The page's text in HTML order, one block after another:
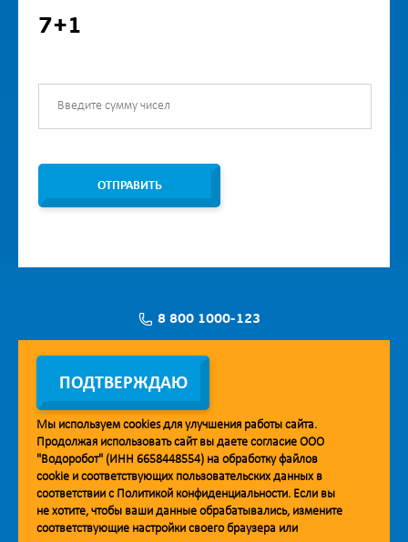
7+1
ОТПРАВИТЬ
8 800 1000-123
Заявка на установку
Мобильное приложение Vodorobot
ПОДТВЕРЖДАЮ
Мы используем cookiesдля улучшения работы сайта.
Продолжая использовать сайт вы даете согласие ООО
"Водоробот" (ИНН 6658448554) на обработку файлов
cookie и соответствующих пользовательских данных в
соответствии с Политикой конфиденциальности. Если вы
не хотите, чтобы ваши данные обрабатывались, измените
соответствующие настройки своего браузера или